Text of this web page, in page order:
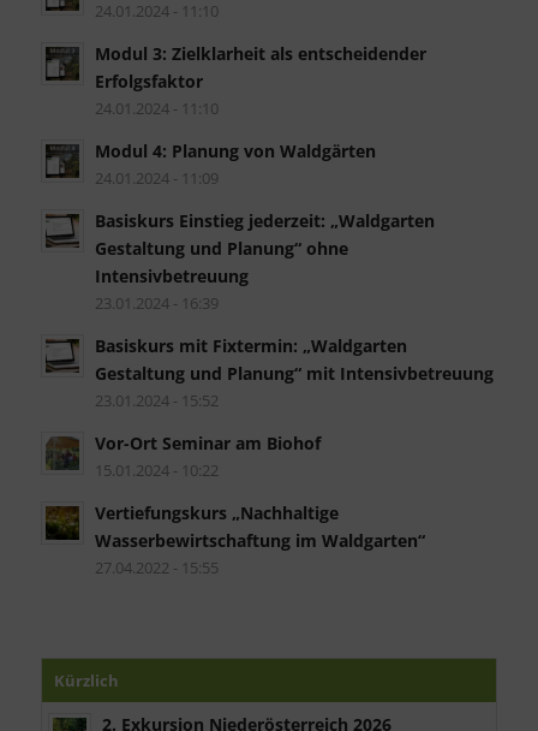
24.01.2024 - 11:10
Modul 3: Zielklarheit als entscheidender
Erfolgsfaktor
24.01.2024 - 11:10
Modul 4: Planung von Waldgärten
24.01.2024 - 11:09
Basiskurs Einstieg jederzeit: „Waldgarten
Gestaltung und Planung“ ohne
Intensivbetreuung
23.01.2024 - 16:39
Basiskurs mit Fixtermin: „Waldgarten
Gestaltung und Planung“ mit Intensivbetreuung
23.01.2024 - 15:52
Vor-Ort Seminar am Biohof
15.01.2024 - 10:22
Vertiefungskurs „Nachhaltige
Wasserbewirtschaftung im Waldgarten“
27.04.2022 - 15:55
Kürzlich
2. Exkursion Niederösterreich 2026